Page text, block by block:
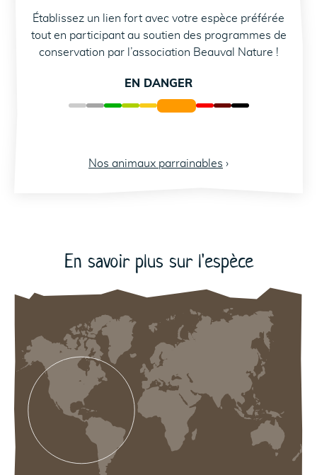
Établissez un lien fort avec votre espèce préférée
tout en participant au soutien des programmes de
conservation par l’association Beauval Nature !
EN DANGER
Nos animaux parrainables ›
En savoir plus sur l'espèce